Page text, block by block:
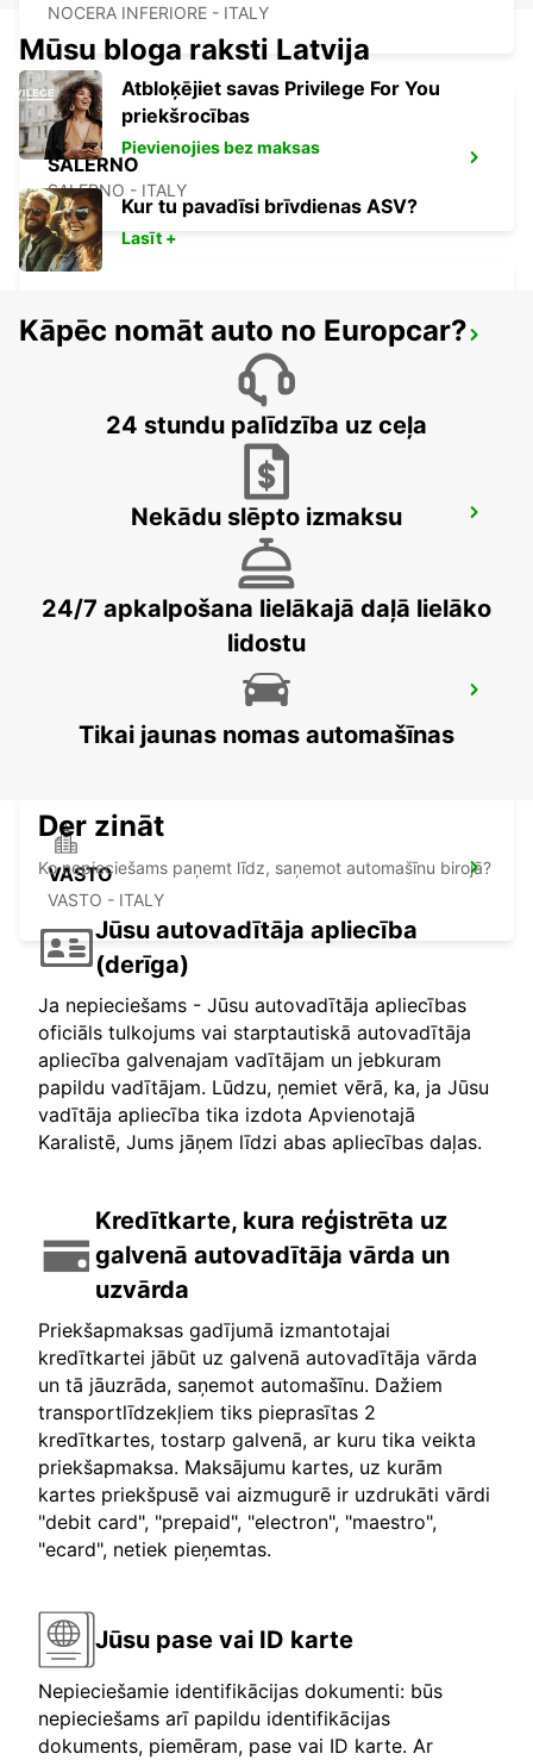
NOCERA INFERIORE - ITALY
SALERNO
SALERNO - ITALY
AVELLINO
FOGGIA - ITALY
VASTO
VASTO - ITALY
Mūsu bloga raksti Latvija
Atbloķējiet savas Privilege For You
priekšrocības
Pievienojies bez maksas
Kur tu pavadīsi brīvdienas ASV?
Lasīt +
Kāpēc nomāt auto no Europcar?
24 stundu palīdzība uz ceļa
Nekādu slēpto izmaksu
24/7 apkalpošana lielākajā daļā lielāko
lidostu
Tikai jaunas nomas automašīnas
Der zināt
Ko nepieciešams paņemt līdz, saņemot automašīnu birojā?
Jūsu autovadītāja apliecība
(derīga)
Ja nepieciešams - Jūsu autovadītāja apliecības
oficiāls tulkojums vai starptautiskā autovadītāja
apliecība galvenajam vadītājam un jebkuram
papildu vadītājam. Lūdzu, ņemiet vērā, ka, ja Jūsu
vadītāja apliecība tika izdota Apvienotajā
Karalistē, Jums jāņem līdzi abas apliecības daļas.
Kredītkarte, kura reģistrēta uz
galvenā autovadītāja vārda un
uzvārda
Priekšapmaksas gadījumā izmantotajai
kredītkartei jābūt uz galvenā autovadītāja vārda
un tā jāuzrāda, saņemot automašīnu. Dažiem
transportlīdzekļiem tiks pieprasītas 2
kredītkartes, tostarp galvenā, ar kuru tika veikta
priekšapmaksa. Maksājumu kartes, uz kurām
kartes priekšpusē vai aizmugurē ir uzdrukāti vārdi
"debit card", "prepaid", "electron", "maestro",
"ecard", netiek pieņemtas.
Jūsu pase vai ID karte
Nepieciešamie identifikācijas dokumenti: būs
nepieciešams arī papildu identifikācijas
dokuments, piemēram, pase vai ID karte. Ar